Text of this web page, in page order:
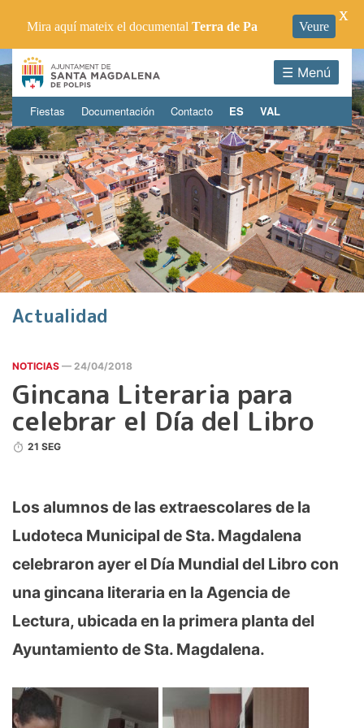
☰ Menú
Fiestas Documentación Contacto ES VAL
Actualidad
NOTICIAS — 24/04/2018
Gincana Literaria para
celebrar el Día del Libro
21 SEG
Los alumnos de las extraescolares de la
Ludoteca Municipal de Sta. Magdalena
celebraron ayer el Día Mundial del Libro con
una gincana literaria en la Agencia de
Lectura, ubicada en la primera planta del
Ayuntamiento de Sta. Magdalena.
Mira aquí mateix el documental Terra de Pa Veure
X